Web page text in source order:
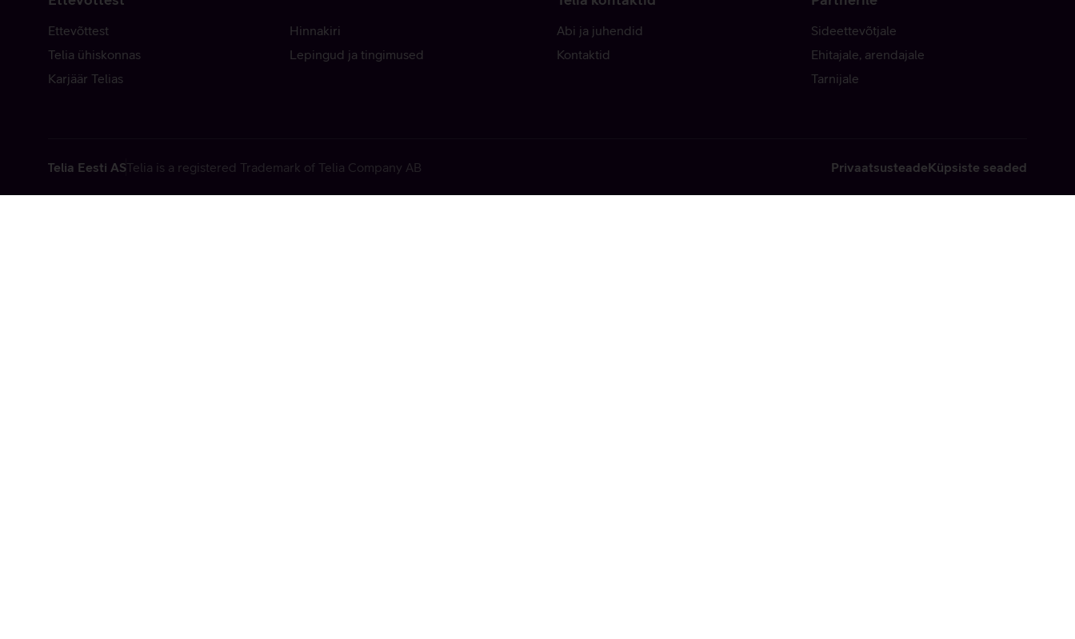
Ettevõttest
Telia ühiskonnas
Karjäär Telias
Hinnakiri
Lepingud ja tingimused
Abi ja juhendid
Kontaktid
Sideettevõtjale
Ehitajale, arendajale
Tarnijale
Telia Eesti ASTelia is a registered Trademark of Telia Company AB PrivaatsusteadeKüpsiste seaded